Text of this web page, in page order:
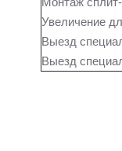
Увеличение
Выезд
Выезд